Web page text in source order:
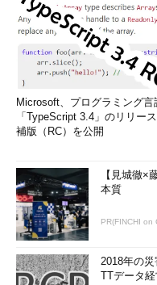
Microsoft、プログラミング言
「TypeScript 3.4」のリリー
補版（RC）を公開
【見城徹×
本質
PR(FINCHI on
2018年の
TTデータ